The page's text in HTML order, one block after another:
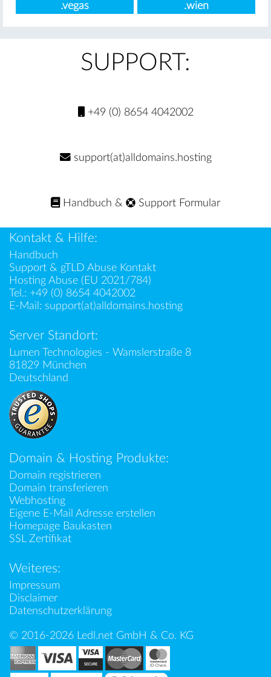
.vegas
.wien
SUPPORT:
+49 (0) 8654 4042002
support(at)alldomains.hosting
Handbuch & Support Formular
Kontakt & Hilfe:
Handbuch
Support & gTLD Abuse Kontakt
Hosting Abuse (EU 2021/784)
Tel.: +49 (0) 8654 4042002
E-Mail: support(at)alldomains.hosting
Server Standort:
Lumen Technologies - Wamslerstraße 8
81829 München
Deutschland
Domain & Hosting Produkte:
Domain registrieren
Domain transferieren
Webhosting
Eigene E-Mail Adresse erstellen
Homepage Baukasten
SSL Zertifikat
Weiteres:
Impressum
Disclaimer
Datenschutzerklärung
© 2016-2026 Ledl.net GmbH & Co. KG